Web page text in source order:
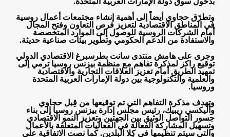
وتطرّق حجاوي أيضاً إلى أهمية إنشاء مجتمعات أعمال روسية
في المناطق الاقتصادية لتعزيز فرص التعاون وفتح المجال
أمام الشركات الروسية للوصول إلى الموارد المتخصصة
والاستفادة من الدعم الحكومي وتطوير بيئات صناعية حديثة.
وجرى على هامش منتدى سانت بطرسبرغ الاقتصادي الدولي
توقيع راكز لمذكرة تفاهم مع منظمة بيزنس روسيا ترمي إلى
تمهيد الطريق أمام تعزيز العلاقات التجارية والاقتصادية
والعلمية والتكنولوجية بين دولة الإمارات العربية المتحدة
وروسيا.
وتهدف مذكرة التفاهم التي تم توقيعها من قِبل حجاوي
وأليكسي ريبيك، رئيس مجلس إدارة بيزنس روسيا إلى بناء
جسور التواصل الوثيق بين الجهتين وتعزيز النمو الاقتصادي
وتسهيل المشاركة الفعالة في الفعاليات المتعلقة بالأعمال
والتي سيتم تنظيمها في كِلا البلدين. كما نصت الاتفاقية على